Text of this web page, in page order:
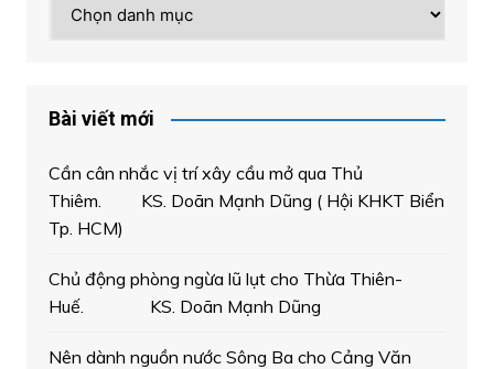
mục
Bài viết mới
Cần cân nhắc vị trí xây cầu mở qua Thủ
Thiêm. KS. Doãn Mạnh Dũng ( Hội KHKT Biển
Tp. HCM)
Chủ động phòng ngừa lũ lụt cho Thừa Thiên-
Huế. KS. Doãn Mạnh Dũng
Nên dành nguồn nước Sông Ba cho Cảng Văn